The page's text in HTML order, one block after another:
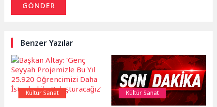
GÖNDER
Benzer Yazılar
Kültür Sanat Kültür Sanat